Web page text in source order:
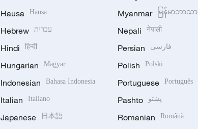
Hausa Hausa
Hebrew עברית
Hindi हिन्दी
Hungarian Magyar
Indonesian Bahasa Indonesia
Italian Italiano
Japanese 日本語
Myanmar မြန်မာဘာသာ
Nepali नेपाली
Persian فارسی
Polish Polski
Portuguese Português
Pashto پښتو
Romanian Română